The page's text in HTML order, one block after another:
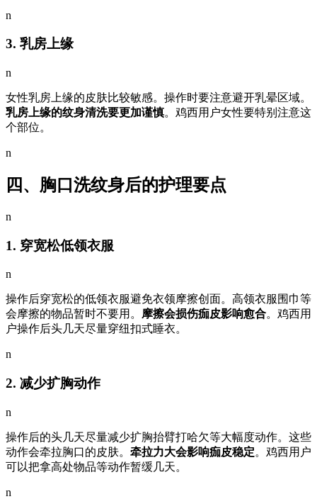
n
3. 乳房上缘
n
女性乳房上缘的皮肤比较敏感。操作时要注意避开乳晕区域。
乳房上缘的纹身清洗要更加谨慎。鸡西用户女性要特别注意这
个部位。
n
四、胸口洗纹身后的护理要点
n
1. 穿宽松低领衣服
n
操作后穿宽松的低领衣服避免衣领摩擦创面。高领衣服围巾等
会摩擦的物品暂时不要用。 摩擦会损伤痂皮影响愈合。鸡西用
户操作后头几天尽量穿纽扣式睡衣。
n
2. 减少扩胸动作
n
操作后的头几天尽量减少扩胸抬臂打哈欠等大幅度动作。这些
动作会牵拉胸口的皮肤。 牵拉力大会影响痂皮稳定。鸡西用户
可以把拿高处物品等动作暂缓几天。
n